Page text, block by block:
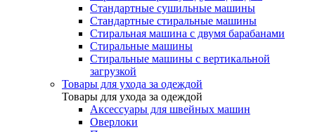
Стандартные сушильные машины
Стандартные стиральные машины
Стиральная машина с двумя барабанами
Стиральные машины
Стиральные машины с вертикальной
загрузкой
Товары для ухода за одеждой
Товары для ухода за одеждой
Аксессуары для швейных машин
Оверлоки